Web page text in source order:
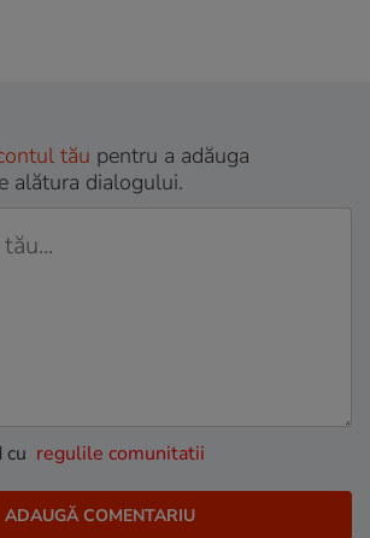
tău pentru a adăuga
alătura dialogului.
cu regulile comunitatii